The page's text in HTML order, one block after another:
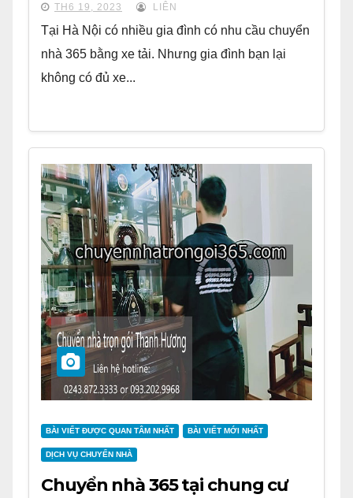
TH6 19, 2023 LIÊN
Tại Hà Nội có nhiều gia đình có nhu cầu chuyển
nhà 365 bằng xe tải. Nhưng gia đình bạn lại
không có đủ xe...
BÀI VIẾT ĐƯỢC QUAN TÂM NHẤT BÀI VIẾT MỚI NHẤT
DỊCH VỤ CHUYỂN NHÀ
Chuyển nhà 365 tại chung cư